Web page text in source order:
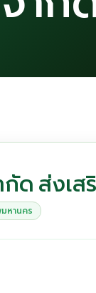
ด ส่งเส
หานคร